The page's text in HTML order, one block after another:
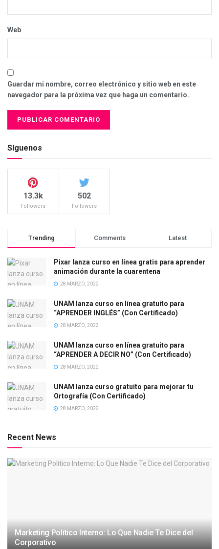
Web
Guardar mi nombre, correo electrónico y sitio web en este
navegador para la próxima vez que haga un comentario.
Síguenos
13.3k
Followers
502
Followers
Trending Comments Latest
Pixar lanza curso en línea gratis para aprender
animación durante la cuarentena
28 MARZO, 2022
UNAM lanza curso en línea gratuito para
“APRENDER INGLÉS” (Con Certificado)
28 MARZO, 2022
UNAM lanza curso en línea gratuito para
“APRENDER A DECIR NO” (Con Certificado)
28 MARZO, 2022
UNAM lanza curso gratuito para mejorar tu
Ortografía (Con Certificado)
28 MARZO, 2022
Recent News
Marketing Político Interno: Lo Que Nadie Te Dice del
Corporativo